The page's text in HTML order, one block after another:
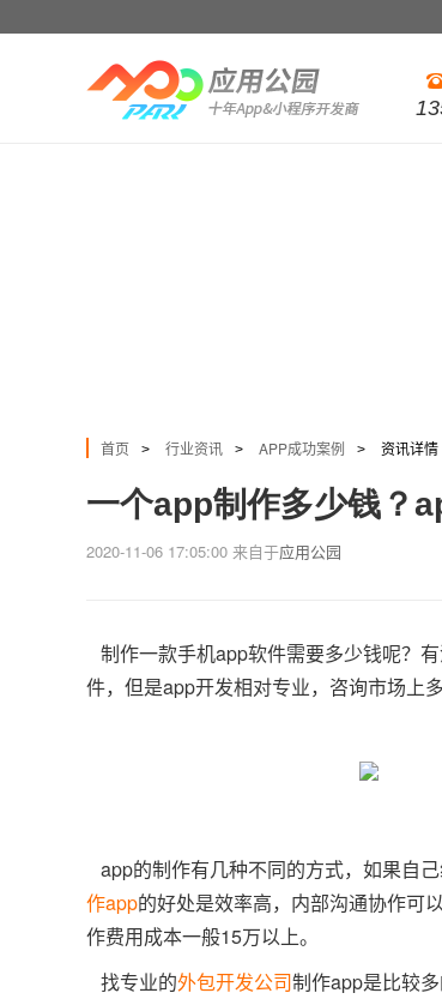
首页 > 行业资讯 > APP成功案例 > 资讯详情
一个app制作多少钱？
2020-11-06 17:05:00 来自于应用公园
制作一款手机app软件需要多少钱呢？
件，但是app开发相对专业，咨询市场上
app的制作有几种不同的方式，如果自
作app的好处是效率高，内部沟通协作可
作费用成本一般15万以上。
找专业的外包开发公司制作app是比较